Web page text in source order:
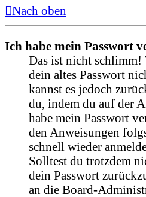
Nach oben
Ich habe mein Passwort
Das ist nicht
dein altes Passwort
kannst es jedoch
du, indem du auf der
habe mein Passwort
den Anweisungen
schnell wieder
Solltest du trotzdem
dein Passwort
an die Board-